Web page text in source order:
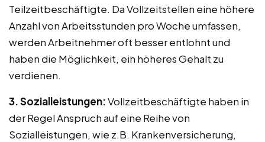
Teilzeitbeschäftigte. Da Vollzeitstellen eine höhere
Anzahl von Arbeitsstunden pro Woche umfassen,
werden Arbeitnehmer oft besser entlohnt und
haben die Möglichkeit, ein höheres Gehalt zu
verdienen.
3. Sozialleistungen:Vollzeitbeschäftigte haben in
der Regel Anspruch auf eine Reihe von
Sozialleistungen, wie z.B. Krankenversicherung,